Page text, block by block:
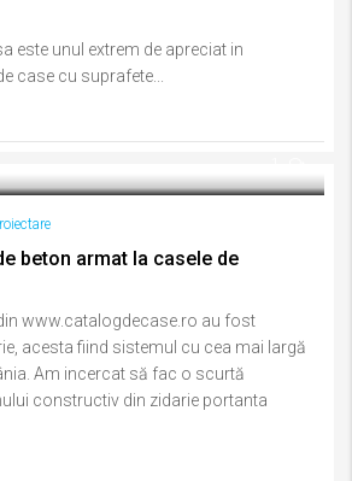
este unul extrem de apreciat in
case cu suprafete...
beton armat la casele de
www.catalogdecase.ro au fost
acesta fiind sistemul cu cea mai largă
Am incercat să fac o scurtă
constructiv din zidarie portanta